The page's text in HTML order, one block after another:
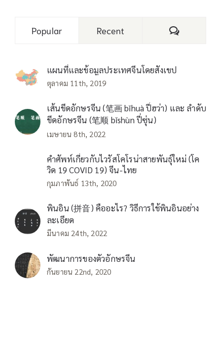
Popular Recent Comments
แผนที่และข้อมูลประเทศจีนโดยสังเขป
ตุลาคม 11th, 2019
เส้นขีดอักษรจีน (笔画 bǐhuà ปี่ฮว่า) และ ลำดับ
ขีดอักษรจีน (笔顺 bǐshùn ปี่ซุ่น)
เมษายน 8th, 2022
คำศัพท์เกี่ยวกับไวรัสโคโรน่าสายพันธุ์ใหม่ (โค
วิด 19 COVID 19) จีน-ไทย
กุมภาพันธ์ 13th, 2020
พินอิน (拼音) คืออะไร? วิธีการใช้พินอินอย่าง
ละเอียด
มีนาคม 24th, 2022
พัฒนาการของตัวอักษรจีน
กันยายน 22nd, 2020